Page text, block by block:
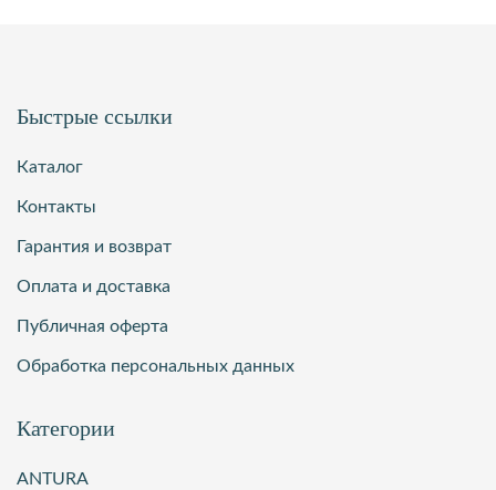
Быстрые ссылки
Каталог
Контакты
Гарантия и возврат
Оплата и доставка
Публичная оферта
Обработка персональных данных
Категории
ANTURA